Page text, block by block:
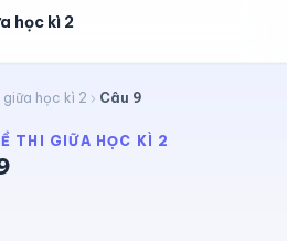
học kì 2
học kì 2 Câu 9
THI GIỮA HỌC KÌ 2